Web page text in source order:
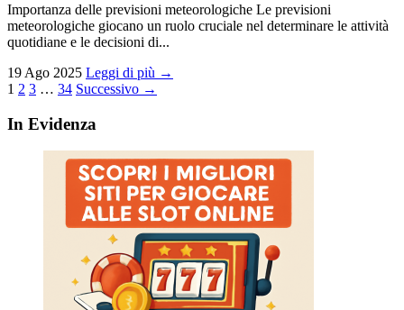
Importanza delle previsioni meteorologiche Le previsioni
meteorologiche giocano un ruolo cruciale nel determinare le attività
quotidiane e le decisioni di...
19 Ago 2025 Leggi di più →
Paginazione
degli
1 2 3 … 34 Successivo →
In Evidenza